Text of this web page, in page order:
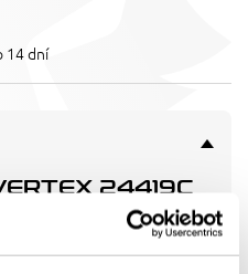
14 dní
24419C
53,96 MM
(SINGLE RING)